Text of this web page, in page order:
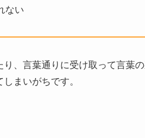
ない
、言葉通りに受け取って言葉
まいがちです。